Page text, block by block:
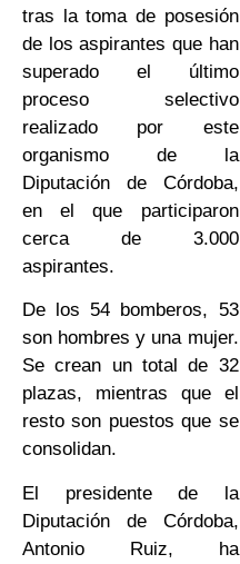
tras la toma de posesión
de los aspirantes que han
superado el último
proceso selectivo
realizado por este
organismo de la
Diputación de Córdoba,
en el que participaron
cerca de 3.000
aspirantes.
De los 54 bomberos, 53
son hombres y una mujer.
Se crean un total de 32
plazas, mientras que el
resto son puestos que se
consolidan.
El presidente de la
Diputación de Córdoba,
Antonio Ruiz, ha